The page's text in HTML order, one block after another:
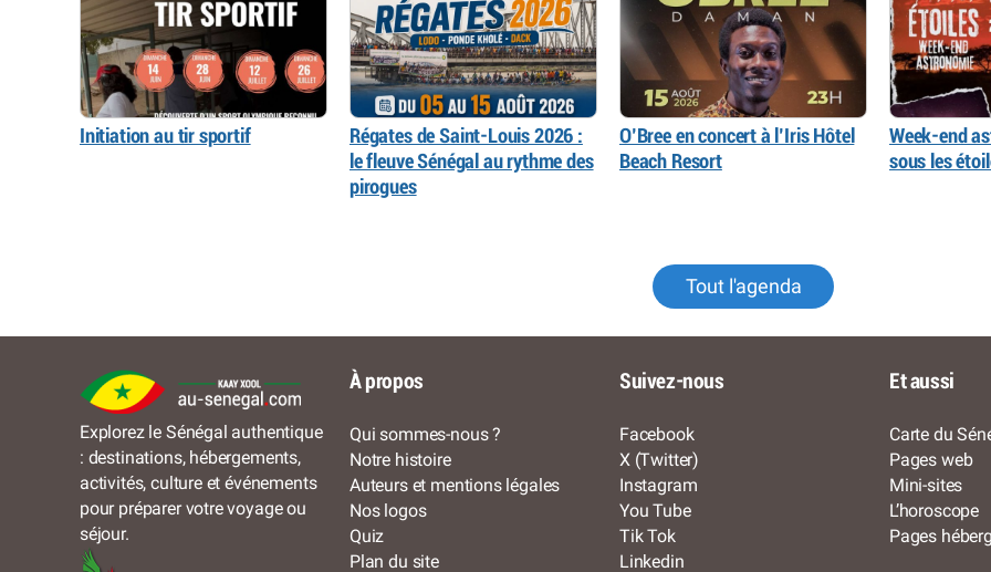
Initiation au tir sportif
Régates de Saint-Louis 2026 :
le fleuve Sénégal au rythme des
pirogues
O’Bree en concert à l’Iris Hôtel
Beach Resort
Week-end
sous les
Tout l'agenda
Explorez le Sénégal authentique
: destinations, hébergements,
activités, culture et événements
pour préparer votre voyage ou
séjour.
À propos
Qui sommes-nous ?
Notre histoire
Auteurs et mentions légales
Nos logos
Quiz
Plan du site
Suivez-nous
Facebook
X (Twitter)
Instagram
You Tube
Tik Tok
Linkedin
Et aussi
Carte du
Pages web
Mini-sites
L’horoscope
Pages